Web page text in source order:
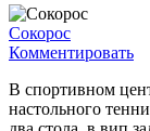
Сокорос
Комментировать
В спортивном
настольного